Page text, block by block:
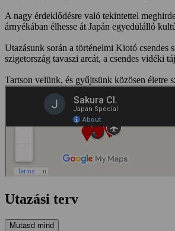
A nagy érdeklődésre való tekintettel
árnyékában élhesse át Japán egyedülálló
Utazásunk során a történelmi Kiotó
szigetország tavaszi arcát, a csendes vidéki
Tartson velünk, és gyűjtsünk közösen életre
Utazási terv
Mutasd mind